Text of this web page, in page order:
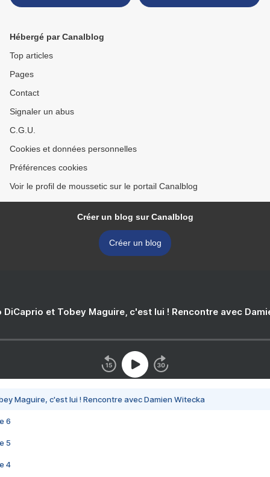
cassés
et chorizo >
Hébergé par Canalblog
Top articles
Pages
Contact
Signaler un abus
C.G.U.
Cookies et données personnelles
Préférences cookies
Voir le profil de moussetic sur le portail Canalblog
Créer un blog sur Canalblog
Créer un blog
DiCaprio et Tobey Maguire, c'est lui ! Rencontre avec
Maguire, c'est lui ! Rencontre avec Damien Witecka
6
5
4